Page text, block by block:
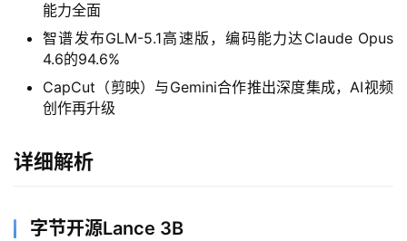
能力全面
智谱发布GLM-5.1高速版，编码能力达Claude Opus
4.6的94.6%
CapCut（剪映）与Gemini合作推出深度集成，AI视频
创作再升级
详细解析
字节开源Lance 3B